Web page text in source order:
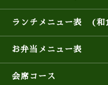
ランチメニュー表 (
お弁当メニュー表
会席コース